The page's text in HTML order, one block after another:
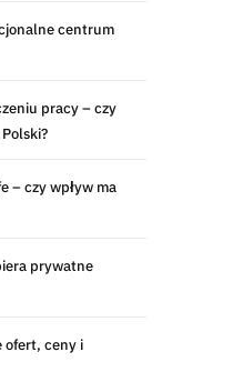
centrum
pracy – czy
– czy wpływ ma
prywatne
ofert, ceny i